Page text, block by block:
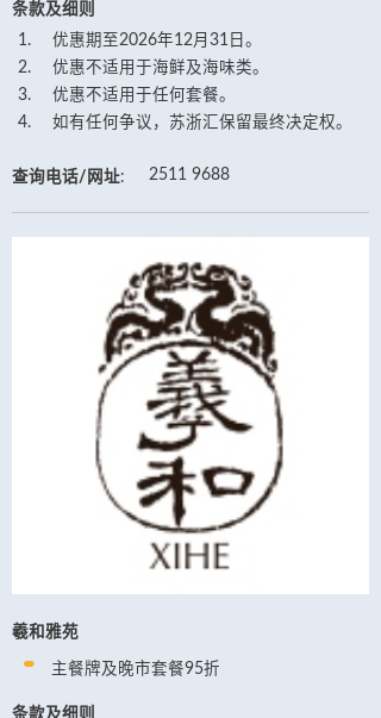
条款及细则
优惠期至2026年12月31日。
优惠不适用于海鲜及海味类。
优惠不适用于任何套餐。
如有任何争议，苏浙汇保留最终决定权。
查询电话/网址: 2511 9688
羲和雅苑
主餐牌及晚市套餐95折
条款及细则